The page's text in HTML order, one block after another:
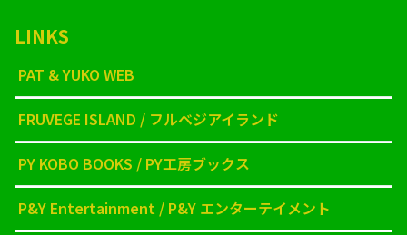
LINKS
PAT & YUKO WEB
FRUVEGE ISLAND / フルベジアイランド
PY KOBO BOOKS / PY工房ブックス
P&Y Entertainment / P&Y エンターテイメント